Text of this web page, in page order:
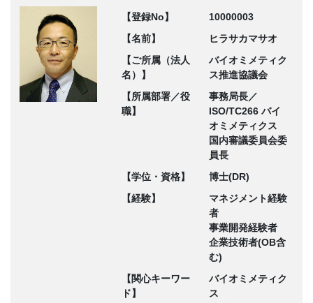
【登録No】
10000003
【名前】
ヒラサカマサオ
【ご所属（法人
名）】
バイオミメティク
ス推進協議会
【所属部署／役
職】
事務局長／
ISO/TC266 バイ
オミメティクス
国内審議委員会委
員長
【学位・資格】
博士(DR)
【経験】
マネジメント経験
者
事業開発経験者
企業技術者(OB含
む)
【関心キーワー
ド】
バイオミメティク
ス